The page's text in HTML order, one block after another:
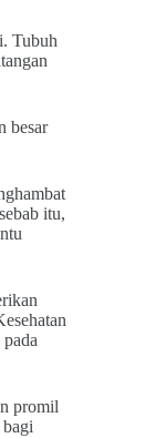
Tubuh
besar
itu,
promil